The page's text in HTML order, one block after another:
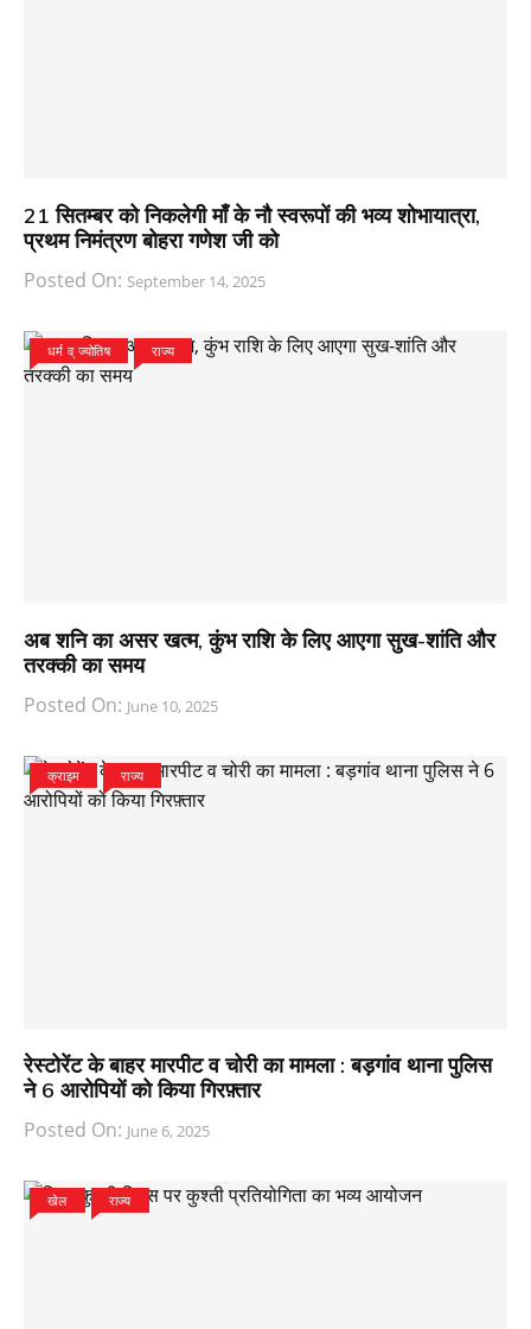
21 सितम्बर को निकलेगी माँ के नौ स्वरूपों की भव्य शोभायात्रा,
प्रथम निमंत्रण बोहरा गणेश जी को
Posted On: September 14, 2025
धर्म व् ज्योतिष राज्य
अब शनि का असर खत्म, कुंभ राशि के लिए आएगा सुख-शांति और
तरक्की का समय
Posted On: June 10, 2025
क्राइम राज्य
रेस्टोरेंट के बाहर मारपीट व चोरी का मामला : बड़गांव थाना पुलिस
ने 6 आरोपियों को किया गिरफ़्तार
Posted On: June 6, 2025
खेल राज्य